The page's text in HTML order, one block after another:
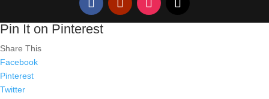
Pin It on Pinterest
Share This
Facebook
Pinterest
Twitter